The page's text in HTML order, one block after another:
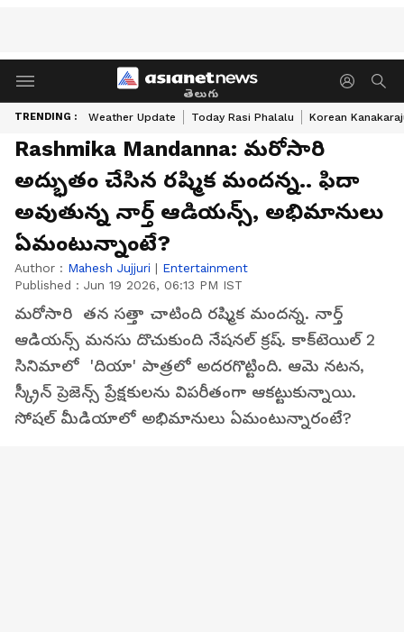
తెలుగు
TRENDING : Weather Update Today Rasi Phalalu Korean
Rashmika Mandanna: మరోసారి
అద్భుతం చేసిన రష్మిక మందన్న.. ఫిదా
అవుతున్న నార్త్ ఆడియన్స్, అభిమానులు
ఏమంటున్నాంటే?
Author : Mahesh Jujjuri | Entertainment
Published : Jun 19 2026, 06:13 PM IST
మరోసారి తన సత్తా చాటింది రష్మిక మందన్న. నార్త్
ఆడియన్స్ మనసు దొచుకుంది నేషనల్ క్రష్. కాక్‌టెయిల్ 2
సినిమాలో 'దియా' పాత్రలో అదరగొట్టింది. ఆమె నటన,
స్క్రీన్ ప్రెజెన్స్ ప్రేక్షకులను విపరీతంగా ఆకట్టుకున్నాయి.
సోషల్ మీడియాలో అభిమానులు ఏమంటున్నారంటే?